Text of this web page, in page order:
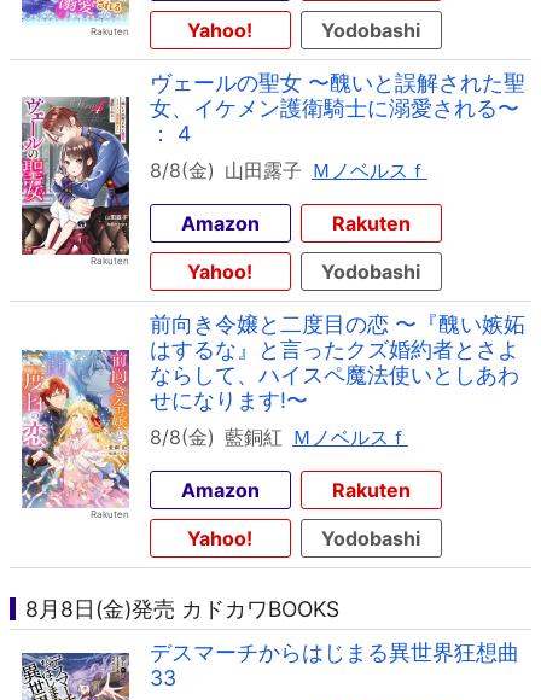
Yahoo!
Yodobashi
ヴェールの聖女 〜醜いと誤解された聖
女、イケメン護衛騎士に溺愛される〜
： 4
8/8(金) 山田露子 Ｍノベルスｆ
Amazon
Rakuten
Yahoo!
Yodobashi
前向き令嬢と二度目の恋 〜『醜い嫉妬
はするな』と言ったクズ婚約者とさよ
ならして、ハイスペ魔法使いとしあわ
せになります!〜
8/8(金) 藍銅紅 Ｍノベルスｆ
Amazon
Rakuten
Yahoo!
Yodobashi
8月8日(金)発売 カドカワBOOKS
デスマーチからはじまる異世界狂想曲
33